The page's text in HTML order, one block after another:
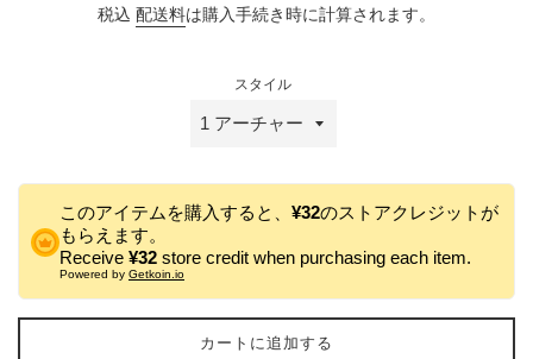
価
税込 配送料は購入手続き時に計算されます。
スタイル
このアイテムを購入すると、 ¥32のストアクレジットが
もらえます。
Receive ¥32 store credit when purchasing each item.
Powered by Getkoin.io
カートに追加する